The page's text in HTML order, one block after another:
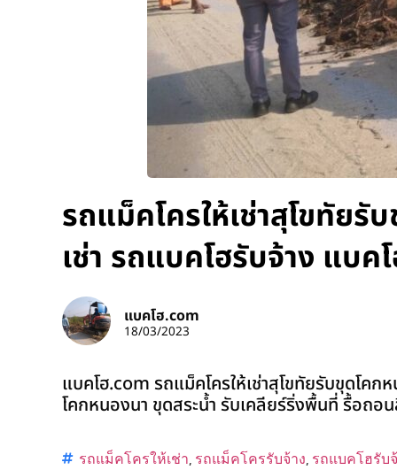
รถแม็คโครให้เช่าสุโขทัยรั
เช่า รถแบคโฮรับจ้าง แบค
แบคโฮ.com
18/03/2023
แบคโฮ.com รถแม็คโครให้เช่าสุโขทัยรับขุดโคก
โคกหนองนา ขุดสระน้ำ รับเคลียร์ริ่งพื้นที่ รื้อถอ
รถแม็คโครให้เช่า, รถแม็คโครรับจ้าง, รถแบคโฮรับ